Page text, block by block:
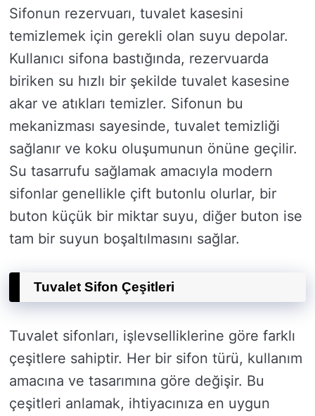
Sifonun rezervuarı, tuvalet kasesini
temizlemek için gerekli olan suyu depolar.
Kullanıcı sifona bastığında, rezervuarda
biriken su hızlı bir şekilde tuvalet kasesine
akar ve atıkları temizler. Sifonun bu
mekanizması sayesinde, tuvalet temizliği
sağlanır ve koku oluşumunun önüne geçilir.
Su tasarrufu sağlamak amacıyla modern
sifonlar genellikle çift butonlu olurlar, bir
buton küçük bir miktar suyu, diğer buton ise
tam bir suyun boşaltılmasını sağlar.
Tuvalet Sifon Çeşitleri
Tuvalet sifonları, işlevselliklerine göre farklı
çeşitlere sahiptir. Her bir sifon türü, kullanım
amacına ve tasarımına göre değişir. Bu
çeşitleri anlamak, ihtiyacınıza en uygun